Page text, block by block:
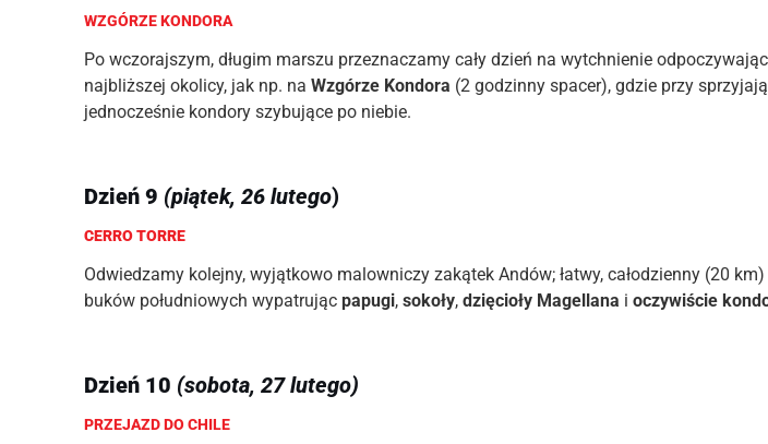
WZGÓRZE KONDORA
Po wczorajszym, długim marszu przeznaczamy cały dzień na wytchnienie
najbliższej okolicy, jak np. naWzgórze Kondora (2 godzinny spacer), gdzie przy
jednocześnie kondory szybujące po niebie.
Dzień 9 (piątek, 26 lutego)
CERRO TORRE
Odwiedzamy kolejny, wyjątkowo malowniczy zakątek Andów; łatwy, całodzienny (20
buków południowych wypatrującpapugi,sokoły,dzięcioły Magellana ioczywiście
Dzień 10 (sobota, 27 lutego)
PRZEJAZD DO CHILE